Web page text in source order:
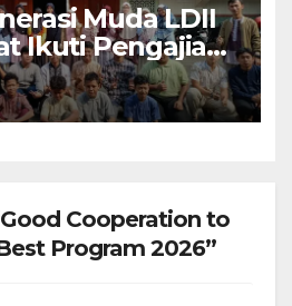
Muda LDII
Ikuti Pengajian
dan
Cooperation to
Program 2026”